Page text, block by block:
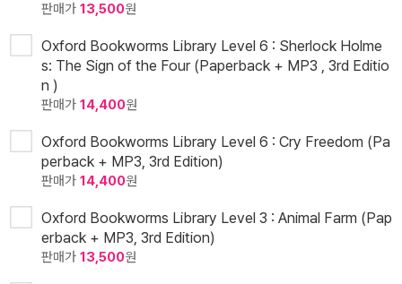
판매가 13,500원
Oxford Bookworms Library Level 6 : Sherlock Holme
s: The Sign of the Four (Paperback + MP3 , 3rd Editio
n )
판매가 14,400원
Oxford Bookworms Library Level 6 : Cry Freedom (Pa
perback + MP3, 3rd Edition)
판매가 14,400원
Oxford Bookworms Library Level 3 : Animal Farm (Pap
erback + MP3, 3rd Edition)
판매가 13,500원